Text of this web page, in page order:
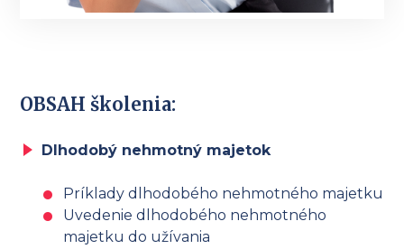
OBSAH školenia:
Dlhodobý nehmotný majetok
Príklady dlhodobého nehmotného majetku
Uvedenie dlhodobého nehmotného
majetku do užívania